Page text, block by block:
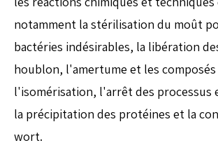
notamment la stérilisation du moût
bactéries indésirables, la libération
houblon, l'amertume et les
l'isomérisation, l'arrêt des processus
la précipitation des protéines et la
wort.